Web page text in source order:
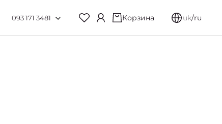
093 171 3481 Корзина uk/ru